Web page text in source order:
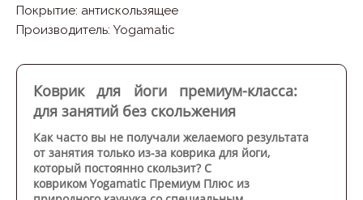
Покрытие: антискользящее
Производитель: Yogamatic
Коврик для йоги премиум-класса:
для занятий без скольжения
Как часто вы не получали желаемого результата
от занятия только из-за коврика для йоги,
который постоянно скользит? С
ковриком Yogamatic Премиум Плюс из